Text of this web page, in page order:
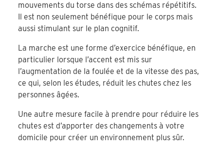
mouvements du torse dans des schémas répétitifs.
Il est non seulement bénéfique pour le corps mais
aussi stimulant sur le plan cognitif.
La marche est une forme d’exercice bénéfique, en
particulier lorsque l’accent est mis sur
l’augmentation de la foulée et de la vitesse des pas,
ce qui, selon les études, réduit les chutes chez les
personnes âgées.
Une autre mesure facile à prendre pour réduire les
chutes est d’apporter des changements à votre
domicile pour créer un environnement plus sûr.